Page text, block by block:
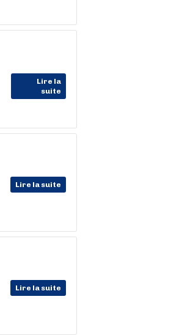
Lire la
suite
Lire la suite
Lire la suite